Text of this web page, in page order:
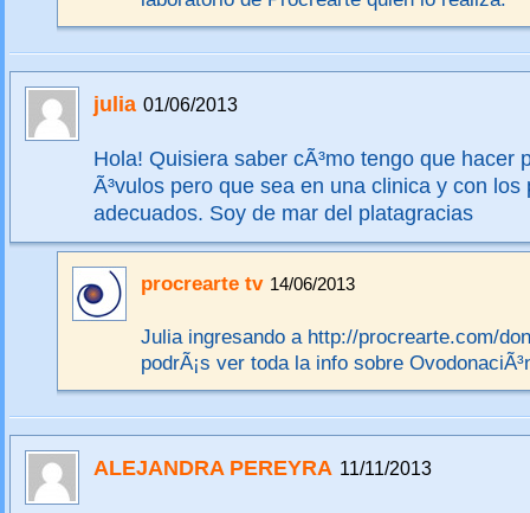
julia 01/06/2013
Hola! Quisiera saber cÃ³mo tengo que hacer
Ã³vulos pero que sea en una clinica y con los
adecuados. Soy de mar del platagracias
procrearte tv 14/06/2013
Julia ingresando a http://procrearte.com/
podrÃ¡s ver toda la info sobre
ALEJANDRA PEREYRA 11/11/2013